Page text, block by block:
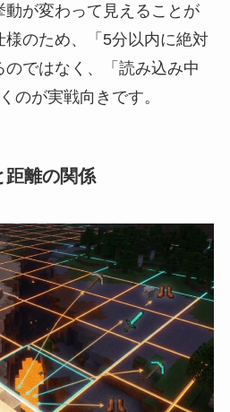
動が変わって見えることが
様のため、「5分以内に絶対
ではなく、「読み込み中
のが実戦向きです。
距離の関係